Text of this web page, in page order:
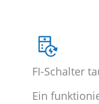
FI-Schalter
Ein